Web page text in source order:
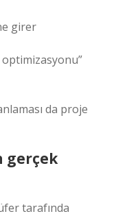
girer
da proje
gerçek
tarafında